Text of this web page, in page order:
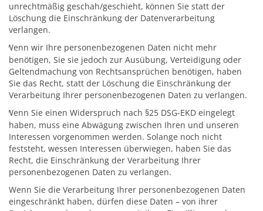
unrechtmäßig geschah/geschieht, können Sie statt der
Löschung die Einschränkung der Datenverarbeitung
verlangen.
Wenn wir Ihre personenbezogenen Daten nicht mehr
benötigen, Sie sie jedoch zur Ausübung, Verteidigung oder
Geltendmachung von Rechtsansprüchen benötigen, haben
Sie das Recht, statt der Löschung die Einschränkung der
Verarbeitung Ihrer personenbezogenen Daten zu verlangen.
Wenn Sie einen Widerspruch nach §25 DSG-EKD eingelegt
haben, muss eine Abwägung zwischen Ihren und unseren
Interessen vorgenommen werden. Solange noch nicht
feststeht, wessen Interessen überwiegen, haben Sie das
Recht, die Einschränkung der Verarbeitung Ihrer
personenbezogenen Daten zu verlangen.
Wenn Sie die Verarbeitung Ihrer personenbezogenen Daten
eingeschränkt haben, dürfen diese Daten – von ihrer